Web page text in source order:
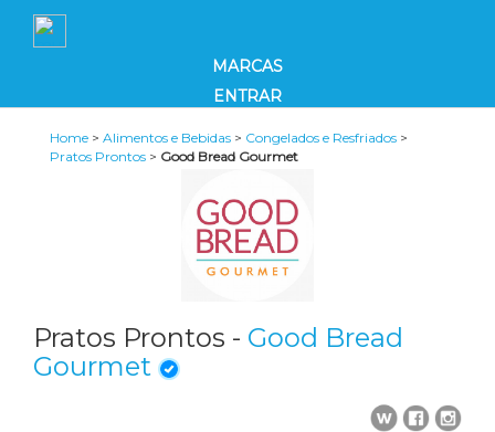
MARCAS
ENTRAR
Home > Alimentos e Bebidas > Congelados e Resfriados >
Pratos Prontos > Good Bread Gourmet
Pratos Prontos - Good Bread
Gourmet